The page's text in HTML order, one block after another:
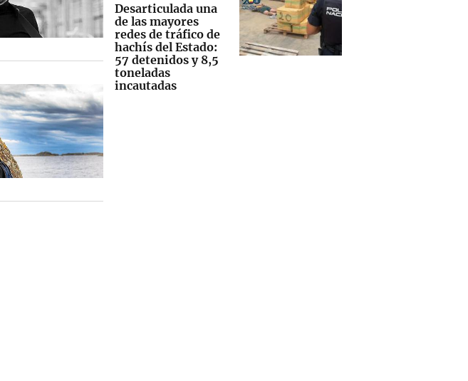
Desarticulada una
de las mayores
redes de tráfico de
hachís del Estado:
57 detenidos y 8,5
toneladas
incautadas